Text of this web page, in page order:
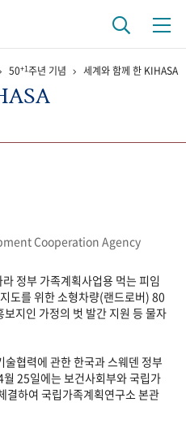
기관장
역사
행정박물 영상 기록물
50+1주년 광장
50+1주년 기념 세계와 함께 한 KIHASA
Cooperation Agency
정부 가족계획사업용 먹는 피임
도를 위한 소형차량(랜드로버) 80
지인 가정의 벗 발간 지원 등 물자
협력에 관한 한국과 스웨덴 정부
25일에는 보건사회부와 국립가
결하여 국립가족계획연구소 본관